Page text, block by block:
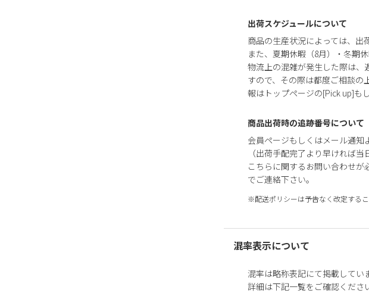
出荷スケジュールについて
商品の生産状況によっては、出
また、夏期休暇（8月）・冬期
物流上の混雑が発生した際は、
すので、その際は都度ご相談の
報はトップページの[Pick up]も
商品出荷時の追跡番号について
会員ページもしくはメール通知
（出荷手配完了より早ければ
こちらに関するお問い合わせ
でご連絡下さい。
※配送ポリシーは予告なく改定するこ
混率表示について
混率は略称表記にて掲載してい
詳細は下記一覧をご確認くださ